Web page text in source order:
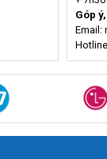
Góp
Email: